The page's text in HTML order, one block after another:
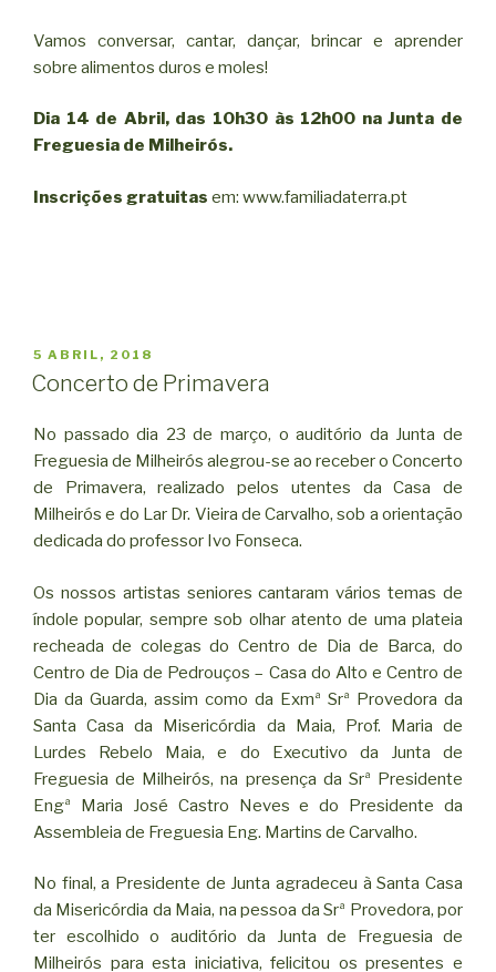
Vamos conversar, cantar, dançar, brincar e aprender
sobre alimentos duros e moles!
Dia 14 de Abril, das 10h30 às 12h00 na Junta de
Freguesia de Milheirós.
Inscrições gratuitas em: www.familiadaterra.pt
PUBLICADO
EM
5 ABRIL, 2018
Concerto de Primavera
No passado dia 23 de março, o auditório da Junta de
Freguesia de Milheirós alegrou-se ao receber o Concerto
de Primavera, realizado pelos utentes da Casa de
Milheirós e do Lar Dr. Vieira de Carvalho, sob a orientação
dedicada do professor Ivo Fonseca.
Os nossos artistas seniores cantaram vários temas de
índole popular, sempre sob olhar atento de uma plateia
recheada de colegas do Centro de Dia de Barca, do
Centro de Dia de Pedrouços – Casa do Alto e Centro de
Dia da Guarda, assim como da Exmª Srª Provedora da
Santa Casa da Misericórdia da Maia, Prof. Maria de
Lurdes Rebelo Maia, e do Executivo da Junta de
Freguesia de Milheirós, na presença da Srª Presidente
Engª Maria José Castro Neves e do Presidente da
Assembleia de Freguesia Eng. Martins de Carvalho.
No final, a Presidente de Junta agradeceu à Santa Casa
da Misericórdia da Maia, na pessoa da Srª Provedora, por
ter escolhido o auditório da Junta de Freguesia de
Milheirós para esta iniciativa, felicitou os presentes e